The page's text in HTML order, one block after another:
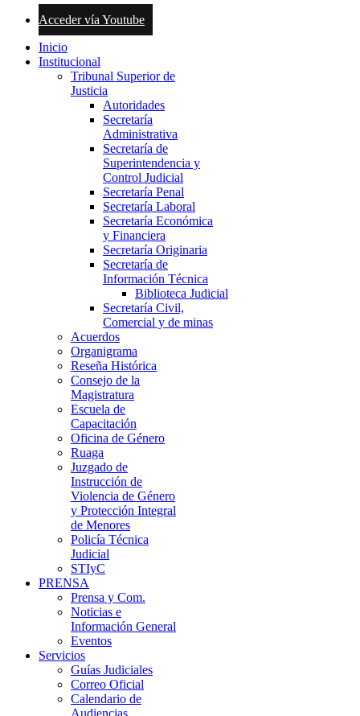
Acceder vía Youtube
Inicio
Institucional
Tribunal Superior de
Justicia
Autoridades
Secretaría
Administrativa
Secretaría de
Superintendencia y
Control Judicial
Secretaría Penal
Secretaría Laboral
Secretaría Económica
y Financiera
Secretaría Originaria
Secretaría de
Información Técnica
Biblioteca Judicial
Secretaría Civil,
Comercial y de minas
Acuerdos
Organigrama
Reseña Histórica
Consejo de la
Magistratura
Escuela de
Capacitación
Oficina de Género
Ruaga
Juzgado de
Instrucción de
Violencia de Género
y Protección Integral
de Menores
Policía Técnica
Judicial
STIyC
PRENSA
Prensa y Com.
Noticias e
Información General
Eventos
Servicios
Guías Judiciales
Correo Oficial
Calendario de
Audiencias